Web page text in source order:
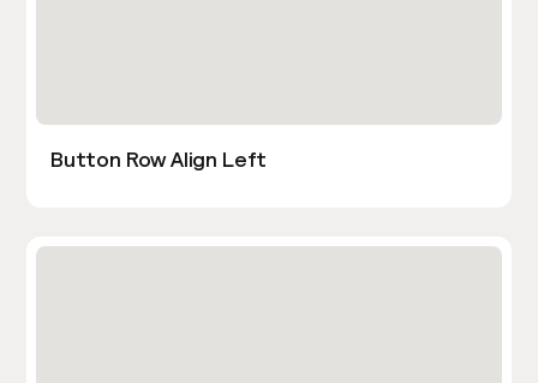
Button Row Align Left